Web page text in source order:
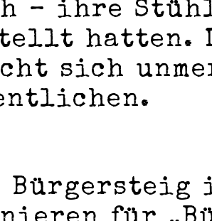
– ihre
hatten.
sich
Bürgersteig